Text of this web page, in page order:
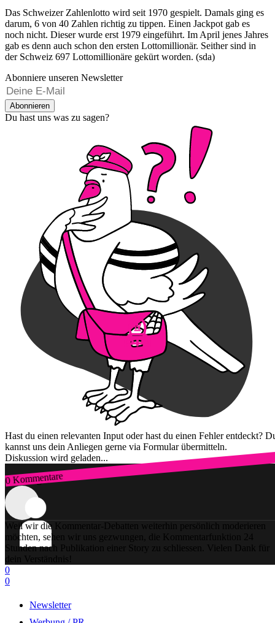
Das Schweizer Zahlenlotto wird seit 1970 gespielt. Damals ging es
darum, 6 von 40 Zahlen richtig zu tippen. Einen Jackpot gab es
noch nicht. Dieser wurde erst 1979 eingeführt. Im April jenes Jahres
gab es denn auch schon den ersten Lottomillionär. Seither sind in
der Schweiz 697 Lottomillionäre gekürt worden. (sda)
Abonniere unseren Newsletter
Abonnieren
Du hast uns was zu sagen?
Hast du einen relevanten Input oder hast du einen Fehler entdeckt?
kannst uns dein Anliegen gerne via Formular übermitteln.
Diskussion wird geladen...
0 Kommentare
Zum Login
Weil wir die Kommentar-Debatten weiterhin persönlich moderieren
möchten, sehen wir uns gezwungen, die Kommentarfunktion 24
Stunden nach Publikation einer Story zu schliessen. Vielen Dank für
dein Verständnis!
0
0
Newsletter